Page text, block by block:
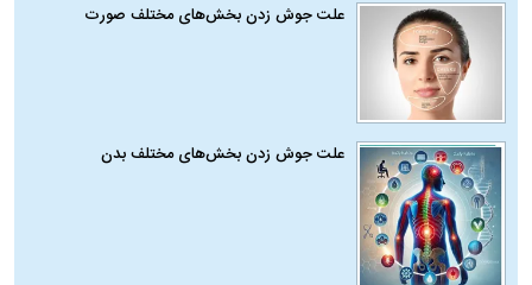
علت جوش زدن بخش‌های مختلف صورت
علت جوش زدن بخش‌های مختلف بدن